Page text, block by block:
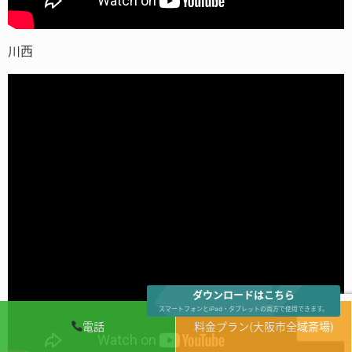
電話 料金プラン(大阪市全域斎場)
川西
ダウンロードはこちら
スマートフォンとiPad・タブレットの両方で使用できます。